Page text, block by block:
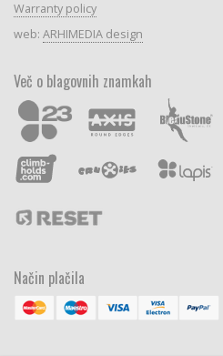
Warranty policy
web: ARHIMEDIA design
Več o blagovnih znamkah
Način plačila